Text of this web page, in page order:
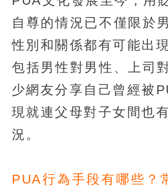
自尊的情況已不僅限於
性別和關係都有可能出
包括男性對男性、上司
少網友分享自己曾經被
現就連父母對子女間也
況。
PUA行為手段有哪些？